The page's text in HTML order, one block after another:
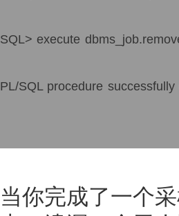
SQL> execute
PL/SQL procedure successfully
当你完成了一个